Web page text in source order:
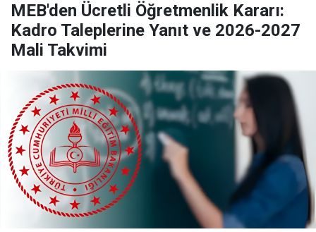
MEB'den Ücretli Öğretmenlik Kararı:
Kadro Taleplerine Yanıt ve 2026-2027
Mali Takvimi